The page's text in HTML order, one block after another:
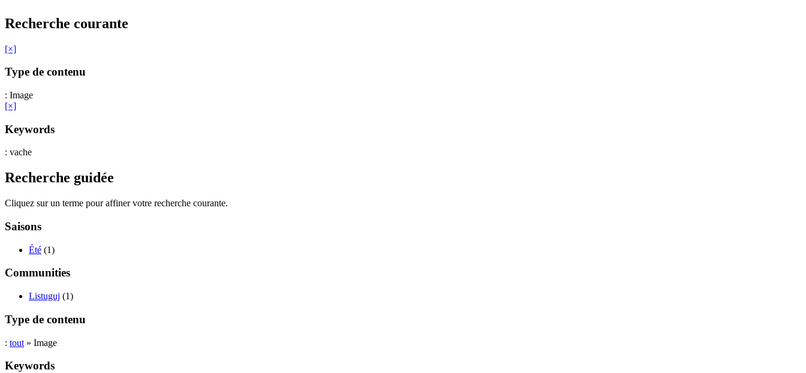
Recherche courante
[×]
Type de contenu
: Image
[×]
Keywords
: vache
Recherche guidée
Cliquez sur un terme pour affiner votre recherche courante.
Saisons
Été (1)
Communities
Listuguj (1)
Type de contenu
: tout » Image
Keywords